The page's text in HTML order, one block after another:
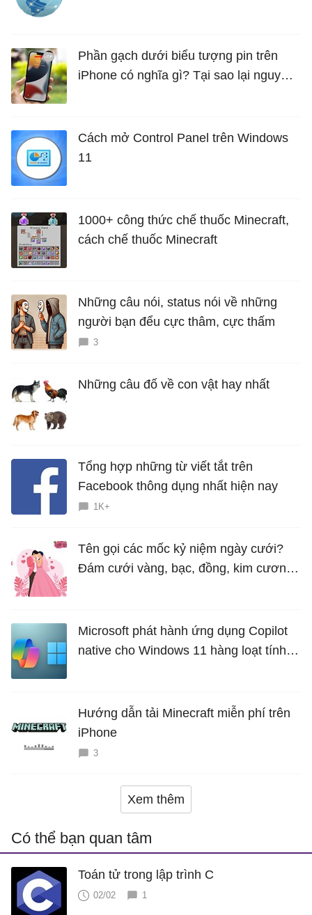
Phần gạch dưới biểu tượng pin trên
iPhone có nghĩa gì? Tại sao lại nguy
Cách mở Control Panel trên Windows
11
1000+ công thức chế thuốc Minecraft,
cách chế thuốc Minecraft
Những câu nói, status nói về những
người bạn đểu cực thâm, cực thấm
3
Những câu đố về con vật hay nhất
Tổng hợp những từ viết tắt trên
Facebook thông dụng nhất hiện nay
1K+
Tên gọi các mốc kỷ niệm ngày cưới?
Đám cưới vàng, bạc, đồng, kim cương
Microsoft phát hành ứng dụng Copilot
native cho Windows 11 hàng loạt tính
Hướng dẫn tải Minecraft miễn phí trên
iPhone
3
Xem thêm
Có thể bạn quan tâm
Toán tử trong lập trình C
02/02 1